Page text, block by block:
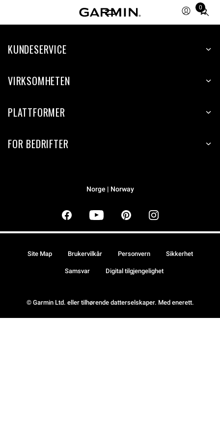
0
Total
items
cart:
KUNDESERVICE
VIRKSOMHETEN
PLATTFORMER
FOR BEDRIFTER
Norge | Norway
© Garmin Ltd. eller tilhørende datterselskaper. Med enerett.
Site Map Brukervilkår Personvern Sikkerhet
Samsvar Digital tilgjengelighet